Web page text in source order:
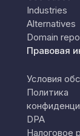
Industries
Alternatives
Domain
Правовая
Условия
Политика
DPA
Налоговое